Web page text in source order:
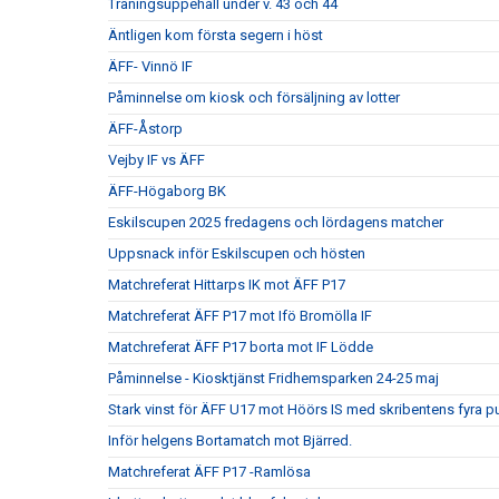
Träningsuppehåll under v. 43 och 44
Äntligen kom första segern i höst
ÄFF- Vinnö IF
Påminnelse om kiosk och försäljning av lotter
ÄFF-Åstorp
Vejby IF vs ÄFF
ÄFF-Högaborg BK
Eskilscupen 2025 fredagens och lördagens matcher
Uppsnack inför Eskilscupen och hösten
Matchreferat Hittarps IK mot ÄFF P17
Matchreferat ÄFF P17 mot Ifö Bromölla IF
Matchreferat ÄFF P17 borta mot IF Lödde
Påminnelse - Kiosktjänst Fridhemsparken 24-25 maj
Stark vinst för ÄFF U17 mot Höörs IS med skribentens fyra
Inför helgens Bortamatch mot Bjärred.
Matchreferat ÄFF P17 -Ramlösa